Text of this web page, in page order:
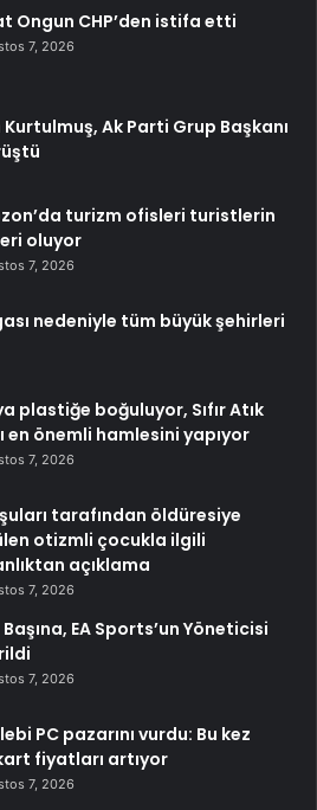
Ongun CHP’den istifa etti
7, 2026
Kurtulmuş, Ak Parti Grup Başkanı
turizm ofisleri turistlerin
oluyor
7, 2026
nedeniyle tüm büyük şehirleri
plastiğe boğuluyor, Sıfır Atık
en önemli hamlesini yapıyor
7, 2026
tarafından öldüresiye
otizmli çocukla ilgili
açıklama
7, 2026
Başına, EA Sports’un Yöneticisi
7, 2026
PC pazarını vurdu: Bu kez
fiyatları artıyor
7, 2026